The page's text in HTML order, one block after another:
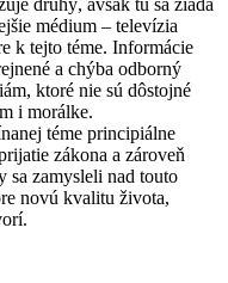
druhý, avšak tu sa žiada
médium – televízia
k tejto téme. Informácie
a chýba odborný
ktoré nie sú dôstojné
i morálke.
téme principiálne
zákona a zároveň
sa zamysleli nad touto
novú kvalitu života,